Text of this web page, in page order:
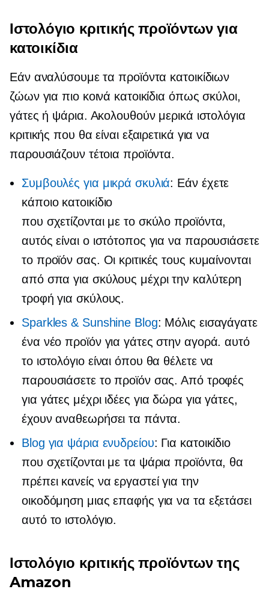
Ιστολόγιο κριτικής προϊόντων για
κατοικίδια
Εάν αναλύσουμε τα προϊόντα κατοικίδιων
ζώων για πιο κοινά κατοικίδια όπως σκύλοι,
γάτες ή ψάρια. Ακολουθούν μερικά ιστολόγια
κριτικής που θα είναι εξαιρετικά για να
παρουσιάζουν τέτοια προϊόντα.
Συμβουλές για μικρά σκυλιά: Εάν έχετε
κάποιο κατοικίδιο
που σχετίζονται με το σκύλο προϊόντα,
αυτός είναι ο ιστότοπος για να παρουσιάσετε
το προϊόν σας. Οι κριτικές τους κυμαίνονται
από σπα για σκύλους μέχρι την καλύτερη
τροφή για σκύλους.
Sparkles & Sunshine Blog: Μόλις εισαγάγατε
ένα νέο προϊόν για γάτες στην αγορά. αυτό
το ιστολόγιο είναι όπου θα θέλετε να
παρουσιάσετε το προϊόν σας. Από τροφές
για γάτες μέχρι ιδέες για δώρα για γάτες,
έχουν αναθεωρήσει τα πάντα.
Blog για ψάρια ενυδρείου: Για κατοικίδιο
που σχετίζονται με τα ψάρια προϊόντα, θα
πρέπει κανείς να εργαστεί για την
οικοδόμηση μιας επαφής για να τα εξετάσει
αυτό το ιστολόγιο.
Ιστολόγιο κριτικής προϊόντων της
Amazon